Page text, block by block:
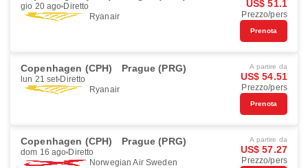
gio 20 ago Diretto
Ryanair
US$ 51.1
Prezzo/pers
Prenota
Copenhagen (CPH) Prague (PRG)
lun 21 set Diretto
Ryanair
A partire da
US$ 54.51
Prezzo/pers
Prenota
Copenhagen (CPH) Prague (PRG)
dom 16 ago Diretto
Norwegian Air Sweden
A partire da
US$ 57.27
Prezzo/pers